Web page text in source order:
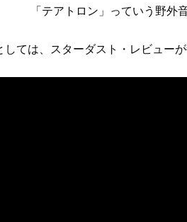
「テアトロン」っていう野外
しては、スターダスト・レビュー